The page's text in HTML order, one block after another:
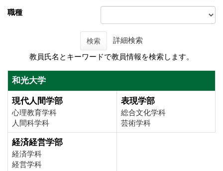
職種
検索
詳細検索
教員氏名とキーワードで教員情報を検索します。
和光大学
現代人間学部
心理教育学科
人間科学科
表現学部
総合文化学科
芸術学科
経済経営学部
経済学科
経営学科